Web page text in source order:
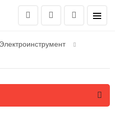
Электроинструмент